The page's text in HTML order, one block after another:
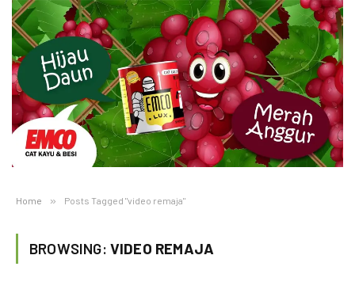
Home » Posts Tagged "video remaja"
BROWSING: VIDEO REMAJA